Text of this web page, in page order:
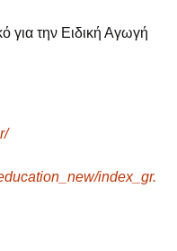
για την Ειδική Αγωγή
index_gr.